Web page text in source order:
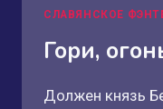
СЛАВЯНСКОЕ
Гори,
Должен князь